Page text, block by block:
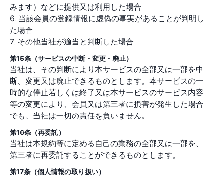
みます）などに提供又は利用した場合
6. 当該会員の登録情報に虚偽の事実があることが判明し
た場合
7. その他当社が適当と判断した場合
第15条（サービスの中断・変更・廃止）
当社は、その判断により本サービスの全部又は一部を中
断、変更又は廃止できるものとします。本サービスの一
時的な停止若しくは終了又は本サービスのサービス内容
等の変更により、会員又は第三者に損害が発生した場合
でも、当社は一切の責任を負いません。
第16条（再委託）
当社は本規約等に定める自己の業務の全部又は一部を、
第三者に再委託することができるものとします。
第17条（個人情報の取り扱い）